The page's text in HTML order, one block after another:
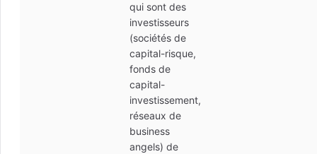
qui sont des
investisseurs
(sociétés de
capital-risque,
fonds de
capital-
investissement,
réseaux de
business
angels) de